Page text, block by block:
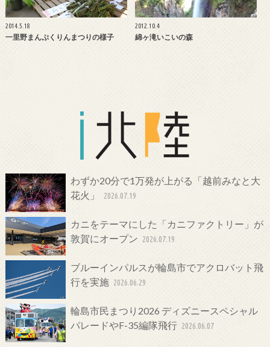
2014.5.18
一里野まんぷくりんまつりの様子
2012.10.4
綿ヶ滝いこいの森
わずか20分で1万発が上がる「越前みなと大
花火」
2026.07.19
カニをテーマにした「カニファクトリー」が
敦賀にオープン 2026.07.19
ブルーインパルスが輪島市でアクロバット飛
行を実施 2026.06.29
輪島市民まつり2026 ディズニースペシャル
パレードやF-35編隊飛行 2026.06.07